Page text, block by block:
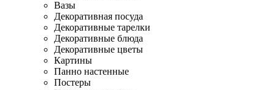
Вазы
Декоративная посуда
Декоративные тарелки
Декоративные блюда
Декоративные цветы
Картины
Панно настенные
Постеры